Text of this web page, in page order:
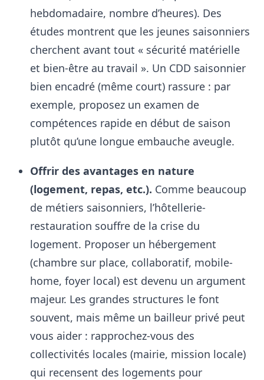
hebdomadaire, nombre d’heures). Des
études montrent que les jeunes saisonniers
cherchent avant tout « sécurité matérielle
et bien-être au travail ». Un CDD saisonnier
bien encadré (même court) rassure : par
exemple, proposez un examen de
compétences rapide en début de saison
plutôt qu’une longue embauche aveugle.
Offrir des avantages en nature
(logement, repas, etc.). Comme beaucoup
de métiers saisonniers, l’hôtellerie-
restauration souffre de la crise du
logement. Proposer un hébergement
(chambre sur place, collaboratif, mobile-
home, foyer local) est devenu un argument
majeur. Les grandes structures le font
souvent, mais même un bailleur privé peut
vous aider : rapprochez-vous des
collectivités locales (mairie, mission locale)
qui recensent des logements pour